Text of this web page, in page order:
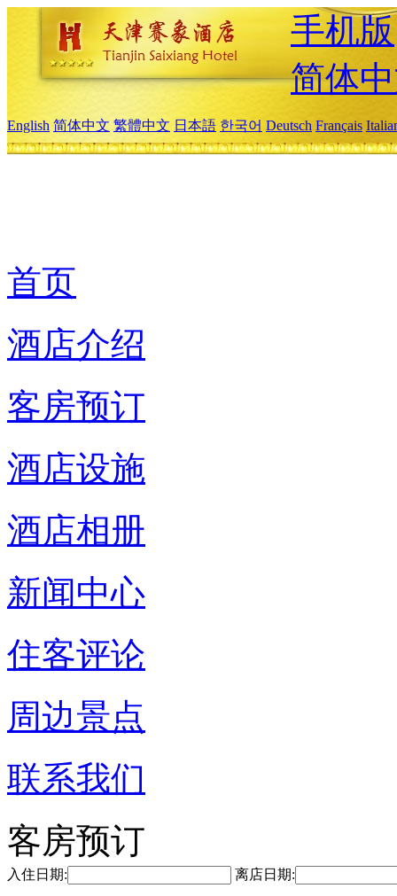
手机版
简体
English 简体中文 繁體中文 日本語 한국어 Deutsch Français
首页
酒店介绍
客房预订
酒店设施
酒店相册
新闻中心
住客评论
周边景点
联系我们
客房预订
入住日期: 离店日期: